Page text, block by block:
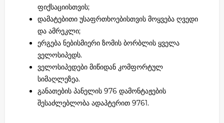
ფიქსაციისთვის;
დამატებითი უსაფრთხოებისთვის მოყვება ღვედი
და ამრეკლი;
ერგება ნებისმიერი ზომის ბორბლის ყველა
ველოსიპედს.
ველოსიპედები მიწიდან კომფორტულ
სიმაღლეზეა.
განათების პანელის 976 დამონტაჟების
შესაძლებლობა ადაპტერით 9761.